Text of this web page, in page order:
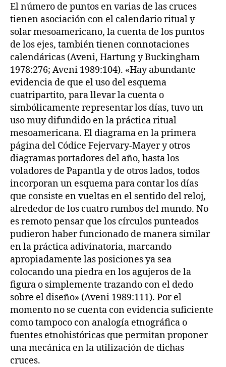
El número de puntos en varias de las cruces
tienen asociación con el calendario ritual y
solar mesoamericano, la cuenta de los puntos
de los ejes, también tienen connotaciones
calendáricas (Aveni, Hartung y Buckingham
1978:276; Aveni 1989:104). «Hay abundante
evidencia de que el uso del esquema
cuatripartito, para llevar la cuenta o
simbólicamente representar los días, tuvo un
uso muy difundido en la práctica ritual
mesoamericana. El diagrama en la primera
página del Códice Fejervary-Mayer y otros
diagramas portadores del año, hasta los
voladores de Papantla y de otros lados, todos
incorporan un esquema para contar los días
que consiste en vueltas en el sentido del reloj,
alrededor de los cuatro rumbos del mundo. No
es remoto pensar que los círculos punteados
pudieron haber funcionado de manera similar
en la práctica adivinatoria, marcando
apropiadamente las posiciones ya sea
colocando una piedra en los agujeros de la
figura o simplemente trazando con el dedo
sobre el diseño» (Aveni 1989:111). Por el
momento no se cuenta con evidencia suficiente
como tampoco con analogía etnográfica o
fuentes etnohistóricas que permitan proponer
una mecánica en la utilización de dichas
cruces.